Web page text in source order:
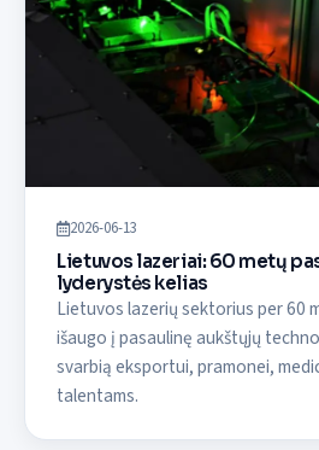
2026-06-13
Lietuvos lazeriai: 60 metų
lyderystės kelias
Lietuvos lazerių sektorius per 60
išaugo į pasaulinę aukštųjų
svarbią eksportui, pramonei,
talentams.